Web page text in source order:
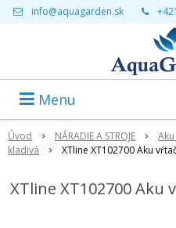
info@aquagarden.sk
Menu
Úvod NÁRADIE A STROJE
kladivá
XTline XT102700 Aku
XTline XT102700 Aku